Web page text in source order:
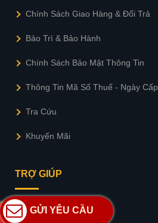
Chính Sách Giao Hàng & Đổi Trả
Bảo Trì & Bảo Hành
Chính Sách Bảo Mật Thông Tin
Thông Tin Mã Số Thuế - Ngày Cấp
Tra Cứu
Khuyến Mãi
TRỢ GIÚP
Giới thiệu
GỬI YÊU CẦU